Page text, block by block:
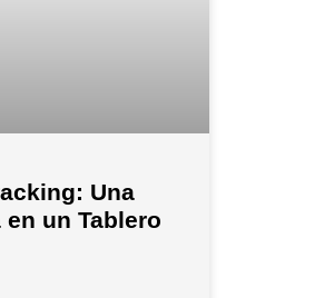
Una
un Tablero